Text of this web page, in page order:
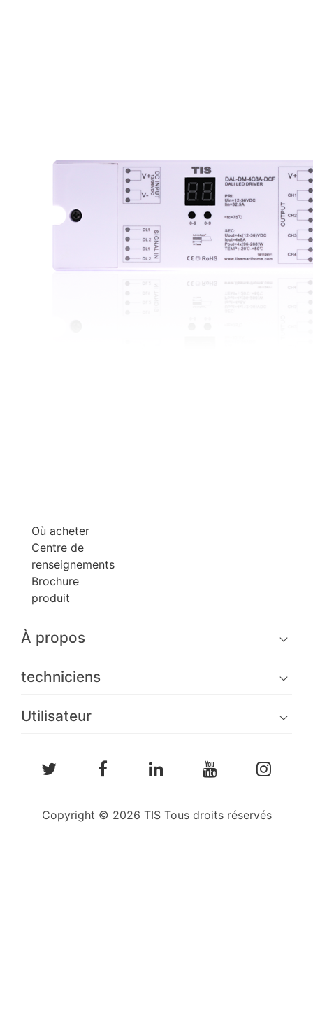
Où acheter
Centre de
renseignements
Brochure
produit
À propos
techniciens
Utilisateur
Copyright © 2026 TIS Tous droits réservés